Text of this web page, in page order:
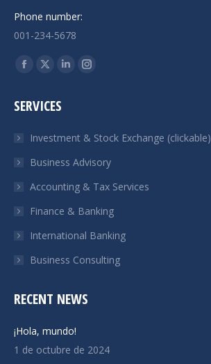
Phone number:
001-234-5678
Encuéntranos en:
Facebook
opens
new
window
X
opens
new
window
Linkedin
new
window
Instagram
new
window
SERVICES
Investment & Stock Exchange (clickable)
Business Advisory
Accounting & Tax Services
Finance & Banking
International Banking
Business Consulting
RECENT NEWS
¡Hola, mundo!
1 de octubre de 2024